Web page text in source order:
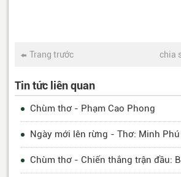
Trang trước chia
Tin tức liên quan
Chùm thơ - Phạm Cao Phong
Ngày mới lên rừng - Thơ: Minh Phú
Chùm thơ - Chiến thắng trận đầu: